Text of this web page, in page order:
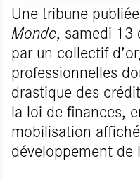
Une tribune
Monde, samedi 13
par un collectif
professionnelles
drastique des
la loi de finances,
mobilisation
développement de